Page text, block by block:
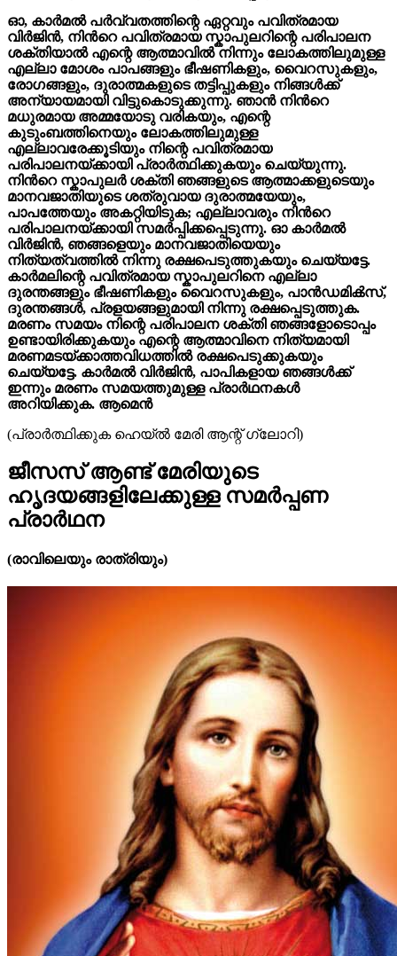
ഓ, കാർമൽ പർവ്വതത്തിന്റെ ഏറ്റവും പവിത്രമായ
വിർജിൻ, നിന്‍റെ പവിത്രമായ സ്കാപുലറിന്റെ പരിപാലന
ശക്തിയാൽ എന്റെ ആത്മാവിൽ നിന്നും ലോകത്തിലുമുള്ള
എല്ലാ മോശം പാപങ്ങളും ഭീഷണികളും, വൈറസുകളും,
രോഗങ്ങളും, ദുരാത്മകളുടെ തട്ടിപ്പുകളും നിങ്ങൾക്ക്
അന്യായമായി വിട്ടുകൊടുക്കുന്നു. ഞാൻ നിന്‍റെ
മധുരമായ അമ്മയോടു വരികയും, എന്റെ
കുടുംബത്തിനെയും ലോകത്തിലുമുള്ള
എല്ലാവരേക്കൂടിയും നിന്റെ പവിത്രമായ
പരിപാലനയ്ക്കായി പ്രാർത്ഥിക്കുകയും ചെയ്യുന്നു.
നിൻ‍റെ സ്കാപുലർ ശക്തി ഞങ്ങളുടെ ആത്മാക്കളുടെയും
മാനവജാതിയുടെ ശത്രുവായ ദുരാത്മയേയും,
പാപത്തേയും അകറ്റിയിടുക; എല്ലാവരും നിന്‍റെ
പരിപാലനയ്ക്കായി സമർപ്പിക്കപ്പെടുന്നു. ഓ കാർമൽ
വിർജിൻ, ഞങ്ങളെയും മാനവജാതിയെയും
നിത്യത്വത്തിൽ നിന്നു രക്ഷപെടുത്തുകയും ചെയ്യട്ടേ.
കാർമലിന്റെ പവിത്രമായ സ്കാപുലറിനെ എല്ലാ
ദുരന്തങ്ങളും ഭീഷണികളും വൈറസുകളും, പാൻഡമിക്‍സ്,
ദുരന്തങ്ങൾ, പ്രളയങ്ങളുമായി നിന്നു രക്ഷപ്പെടുത്തുക.
മരണം സമയം നിന്റെ പരിപാലന ശക്തി ഞങ്ങളോടൊപ്പം
ഉണ്ടായിരിക്കുകയും എന്റെ ആത്മാവിനെ നിത്യമായി
മരണമടയ്ക്കാത്തവിധത്തിൽ രക്ഷപെടുക്കുകയും
ചെയ്യട്ടേ. കാർമൽ വിർജിൻ, പാപികളായ ഞങ്ങൾക്ക്
ഇന്നും മരണം സമയത്തുമുള്ള പ്രാർഥനകൾ
അറിയിക്കുക. ആമെൻ
(പ്രാർത്ഥിക്കുക ഹെയ്‌ൽ മേരി ആന്റ് ഗ്ലോറി)
ജീസസ് ആണ്ട് മേരിയുടെ
ഹൃദയങ്ങളിലേക്കുള്ള സമർപ്പണ
പ്രാർഥന
(രാവിലെയും രാത്രിയും)